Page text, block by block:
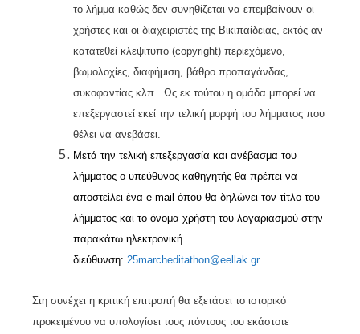
το λήμμα καθώς δεν συνηθίζεται να επεμβαίνουν οι
χρήστες και οι διαχειριστές της Βικιπαίδειας, εκτός αν
κατατεθεί κλεψίτυπο (copyright) περιεχόμενο,
βωμολοχίες, διαφήμιση, βάθρο προπαγάνδας,
συκοφαντίας κλπ.. Ως εκ τούτου η ομάδα μπορεί να
επεξεργαστεί εκεί την τελική μορφή του λήμματος που
θέλει να ανεβάσει.
Μετά την τελική επεξεργασία και ανέβασμα του
λήμματος ο υπεύθυνος καθηγητής θα πρέπει να
αποστείλει ένα e-mail όπου θα δηλώνει τον τίτλο του
λήμματος και το όνομα χρήστη του λογαριασμού στην
παρακάτω ηλεκτρονική
διεύθυνση: 25marcheditathon@eellak gr
Στη συνέχει η κριτική επιτροπή θα εξετάσει το ιστορικό
προκειμένου να υπολογίσει τους πόντους του εκάστοτε